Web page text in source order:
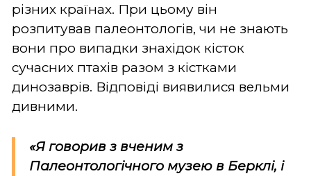
різних країнах. При цьому він
розпитував палеонтологів, чи не знають
вони про випадки знахідок кісток
сучасних птахів разом з кістками
динозаврів. Відповіді виявилися вельми
дивними.
«Я говорив з вченим з
Палеонтологічного музею в Берклі, і